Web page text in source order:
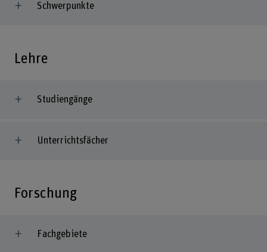
Schwerpunkte
Lehre
Studiengänge
Unterrichtsfächer
Forschung
Fachgebiete